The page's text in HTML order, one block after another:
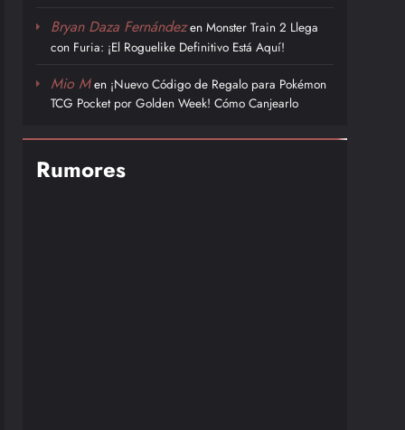
Bryan Daza FernándezenMonster Train 2 Llega
con Furia: ¡El Roguelike Definitivo Está Aquí!
Mio Men ¡Nuevo Código de Regalo para Pokémon
TCG Pocket por Golden Week! Cómo Canjearlo
Rumores